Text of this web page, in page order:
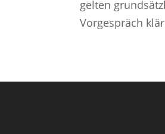
gelten
Vorgespräch